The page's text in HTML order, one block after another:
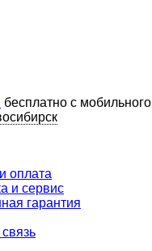
бесплатно с мобильного
оплата
и сервис
гарантия